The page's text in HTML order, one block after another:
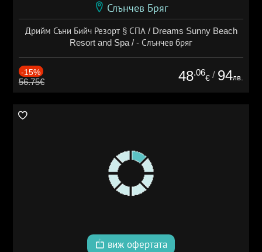
Слънчев Бряг
Дрийм Съни Бийч Резорт § СПА / Dreams Sunny Beach
Resort and Spa / - Слънчев бряг
-15%
56.75€ 48.06
€ / 94лв.
виж офертата